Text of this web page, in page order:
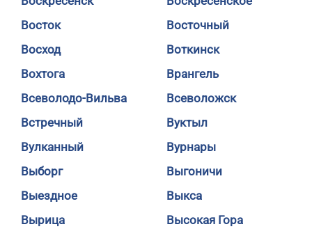
Восток
Восточный
Восход
Воткинск
Вохтога
Врангель
Всеволодо-Вильва
Всеволожск
Встречный
Вуктыл
Вулканный
Вурнары
Выборг
Выгоничи
Выездное
Выкса
Вырица
Высокая Гора